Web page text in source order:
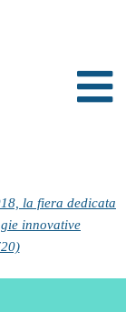
la fiera dedicata
innovative